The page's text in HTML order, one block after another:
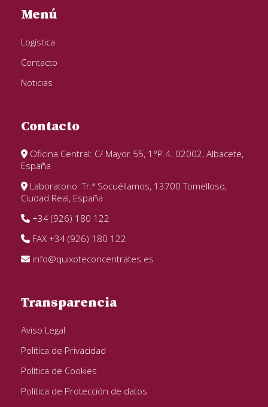
Menú
Logística
Contacto
Noticias
Contacto
Oficina Central: C/ Mayor 55, 1°P.4. 02002, Albacete,
España
Laboratorio: Tr.ª Socuéllamos, 13700 Tomelloso,
Ciudad Real, España
+34 (926) 180 122
FAX +34 (926) 180 122
info@quixoteconcentrates.es
Transparencia
Aviso Legal
Política de Privacidad
Política de Cookies
Política de Protección de datos